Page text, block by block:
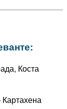
Коста